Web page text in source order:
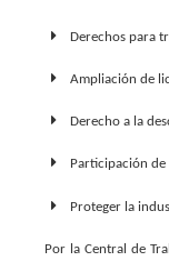
Derechos para
Ampliación de
Derecho a la
Participación de
Proteger la
Por la Central de